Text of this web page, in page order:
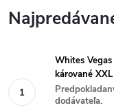
Whites
kárované XXL
dodávateľa.